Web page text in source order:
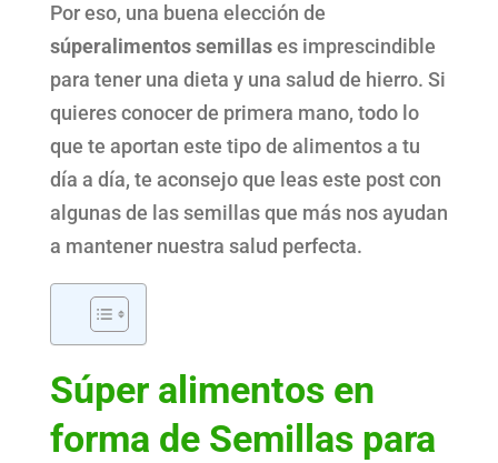
Por eso, una buena elección de
súperalimentos semillases imprescindible
para tener una dieta y una salud de hierro. Si
quieres conocer de primera mano, todo lo
que te aportan este tipo de alimentos a tu
día a día, te aconsejo que leas este post con
algunas de las semillas que más nos ayudan
a mantener nuestra salud perfecta.
Súper alimentos en
forma de Semillas para